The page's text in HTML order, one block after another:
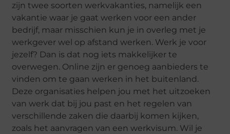
zijn twee soorten werkvakanties, namelijk een
vakantie waar je gaat werken voor een ander
bedrijf, maar misschien kun je in overleg met je
werkgever wel op afstand werken. Werk je voor
jezelf? Dan is dat nog iets makkelijker te
overwegen. Online zijn er genoeg aanbieders te
vinden om te gaan werken in het buitenland.
Deze organisaties helpen jou met het uitzoeken
van werk dat bij jou past en het regelen van
verschillende zaken die daarbij komen kijken,
zoals het aanvragen van een werkvisum. Wil je